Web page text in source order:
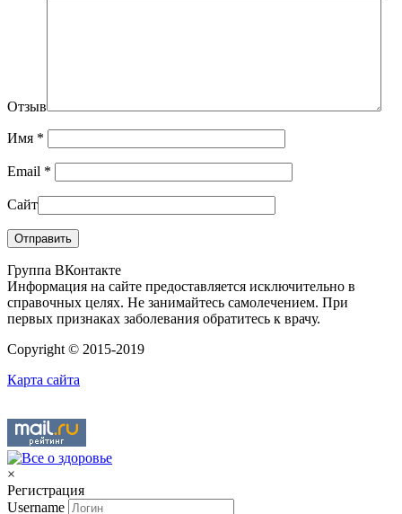
Отзыв
Имя *
Email *
Сайт
Группа ВКонтакте
Информация на сайте предоставляется исключительно в
справочных целях. Не занимайтесь самолечением. При
первых признаках заболевания обратитесь к врачу.
Copyright © 2015-2019
Карта сайта
×
Регистрация
Username